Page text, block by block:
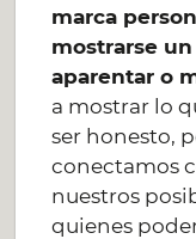
marca
mostrarse
aparentar o
a mostrar lo
ser honesto,
conectamos
nuestros
quienes